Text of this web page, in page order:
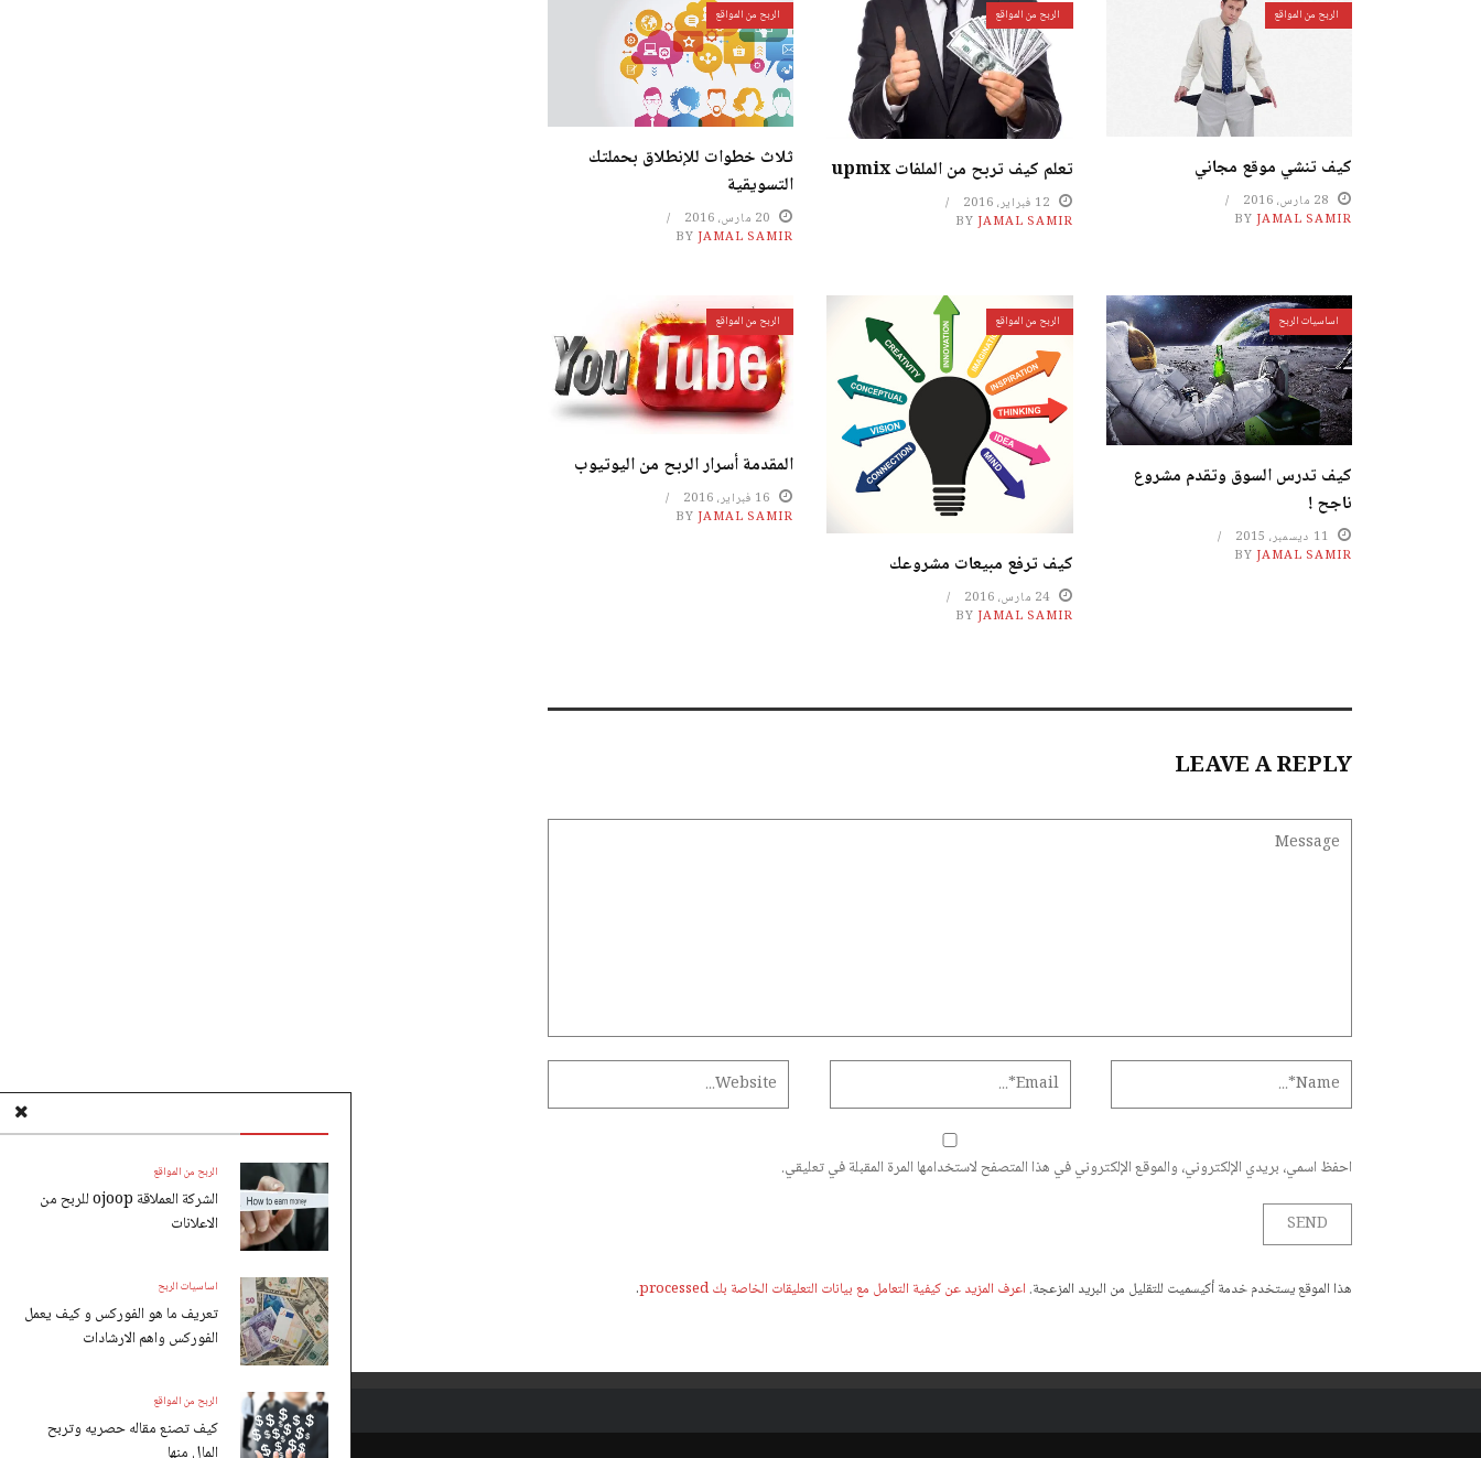
الربح من المواقع
كيف تنشي موقع مجاني
28 مارس، 2016
BY JAMAL SAMIR
الربح من المواقع
تعلم كيف تربح من الملفات upmix
12 فبراير، 2016
BY JAMAL SAMIR
الربح من المواقع
ثلاث خطوات للإنطلاق بحملتك
التسويقية
20 مارس، 2016
BYJAMAL SAMIR
اساسيات الربح
كيف تدرس السوق وتقدم مشروع
ناجح !
11 ديسمبر، 2015
BY JAMAL SAMIR
الربح من المواقع
كيف ترفع مبيعات مشروعك
24 مارس، 2016
BY JAMAL SAMIR
الربح من المواقع
المقدمة أسرار الربح من اليوتيوب
16 فبراير، 2016
BYJAMAL SAMIR
LEAVE A REPLY
احفظ اسمي، بريدي الإلكتروني، والموقع الإلكتروني في هذا المتصفح لاستخدامها المرة المقبلة في تعليقي.
هذا الموقع يستخدم خدمة أكيسميت للتقليل من البريد المزعجة. اعرف المزيد عن كيفية التعامل مع بيانات التعليقات الخاصة بك processed .
الربح من المواقع
الشركة العملاقة ojoop للربح من
الاعلانات
اساسيات الربح
تعريف ما هو الفوركس و كيف يعمل
الفوركس واهم الارشادات
الربح من المواقع
كيف تصنع مقاله حصريه وتربح